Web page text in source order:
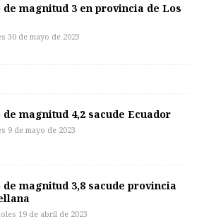
de magnitud 3 en provincia de Los
30 de mayo de 2023
de magnitud 4,2 sacude Ecuador
9 de mayo de 2023
de magnitud 3,8 sacude provincia
19 de abril de 2023